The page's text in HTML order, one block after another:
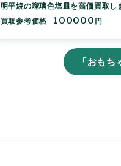
明平焼の瑠璃色塩皿を高価買取し
買取参考価格
100000 円
「おも